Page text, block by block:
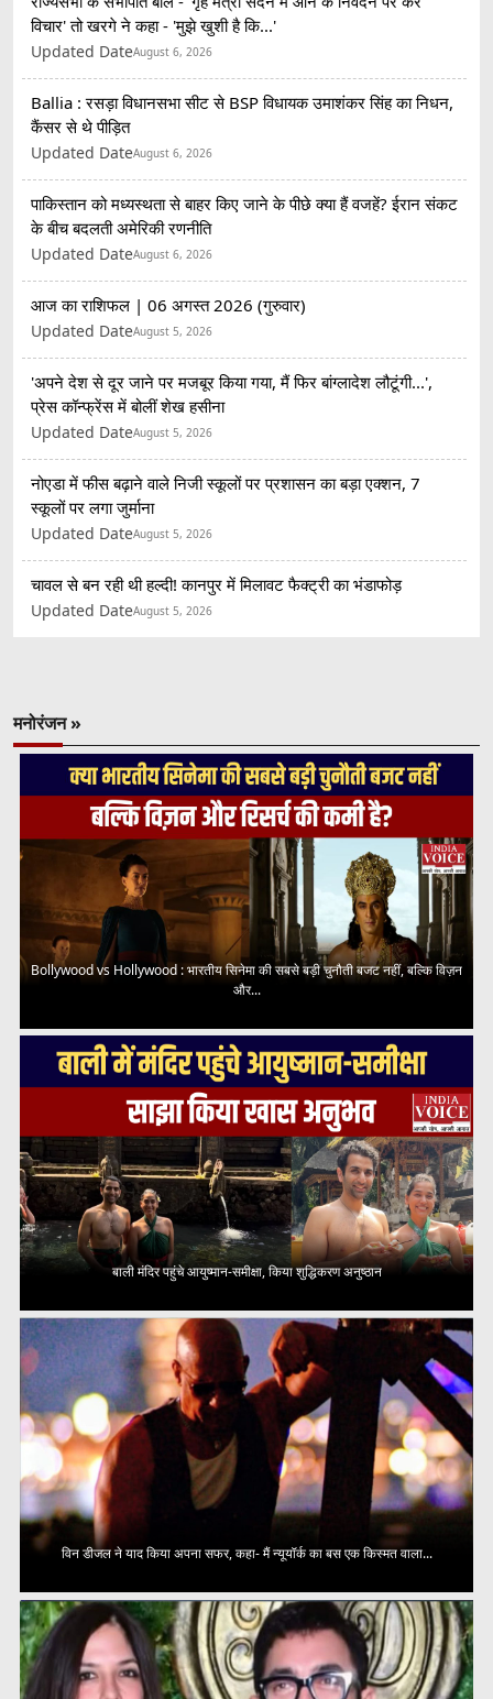
विचार' तो खरगे ने कहा - 'मुझे खुशी है कि...'
Updated DateAugust 6, 2026
Ballia : रसड़ा विधानसभा सीट से BSP विधायक उमाशंकर सिंह का निधन,
कैंसर से थे पीड़ित
Updated DateAugust 6, 2026
पाकिस्तान को मध्यस्थता से बाहर किए जाने के पीछे क्या हैं वजहें? ईरान संकट
के बीच बदलती अमेरिकी रणनीति
Updated DateAugust 6, 2026
आज का राशिफल | 06 अगस्त 2026 (गुरुवार)
Updated DateAugust 5, 2026
'अपने देश से दूर जाने पर मजबूर किया गया, मैं फिर बांग्लादेश लौटूंगी...',
प्रेस कॉन्फ्रेंस में बोलीं शेख हसीना
Updated DateAugust 5, 2026
नोएडा में फीस बढ़ाने वाले निजी स्कूलों पर प्रशासन का बड़ा एक्शन, 7
स्कूलों पर लगा जुर्माना
Updated DateAugust 5, 2026
चावल से बन रही थी हल्दी! कानपुर में मिलावट फैक्ट्री का भंडाफोड़
Updated DateAugust 5, 2026
मनोरंजन »
Bollywood vs Hollywood : भारतीय सिनेमा की सबसे बड़ी चुनौती बजट नहीं, बल्कि विज़न
और...
बाली मंदिर पहुंचे आयुष्मान-समीक्षा, किया शुद्धिकरण अनुष्ठान
विन डीजल ने याद किया अपना सफर, कहा- मैं न्यूयॉर्क का बस एक किस्मत वाला...